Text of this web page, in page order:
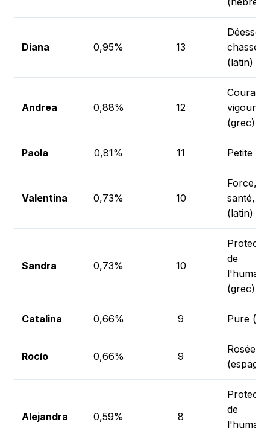
Diana 0,95% 13
Déesse
chasse
(latin)
Andrea 0,88% 12
(grec)
Paola 0,81% 11 Petite
Valentina 0,73% 10
Force,
santé,
(latin)
Sandra 0,73% 10
de
(grec)
Catalina 0,66% 9 Pure
Rocío 0,66% 9
Rosée
Alejandra 0,59% 8
de